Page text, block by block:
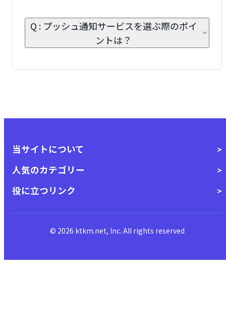
Q : プッシュ通知サービスを選ぶ際のポイ
ントは？
当サイトについて
人気のカテゴリー
役に立つリンク
© 2026 ktkm.net, Inc. All rights reserved